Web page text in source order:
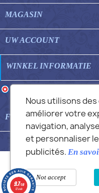
MAGASIN
UW ACCOUNT
WINKEL INFORMATIE
Merchant goedgekeurd door
hier om het attest te tonen .
FEATURED FAQS 
© 2026 - Commans Alex
Nous utilisons
améliorer votre
navigation,
et personnaliser
publicités. En
Not accept
9.7/10
12 avis